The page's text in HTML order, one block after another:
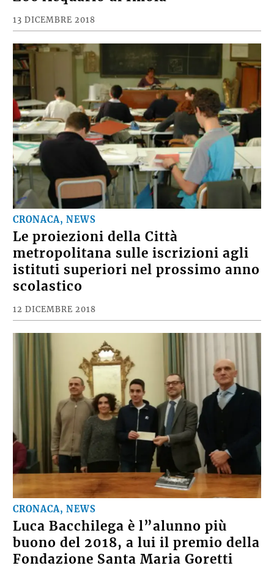
13 DICEMBRE 2018
CRONACA, NEWS
Le proiezioni della Città
metropolitana sulle iscrizioni agli
istituti superiori nel prossimo anno
scolastico
12 DICEMBRE 2018
CRONACA, NEWS
Luca Bacchilega è l”alunno più
buono del 2018, a lui il premio della
Fondazione Santa Maria Goretti